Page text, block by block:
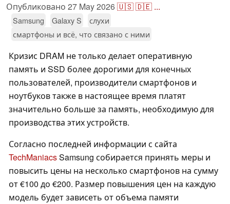
Опубликовано 27 May 2026🇺🇸🇩🇪 ...
Samsung Galaxy S
слухи
смартфоны и всё, что связано с ними
Кризис DRAM не только делает оперативную
память и SSD более дорогими для конечных
пользователей, производители смартфонов и
ноутбуков также в настоящее время платят
значительно больше за память, необходимую для
производства этих устройств.
Согласно последней информации с сайта
TechManiacsSamsung собирается принять меры и
повысить цены на несколько смартфонов на сумму
от €100 до €200. Размер повышения цен на каждую
модель будет зависеть от объема памяти